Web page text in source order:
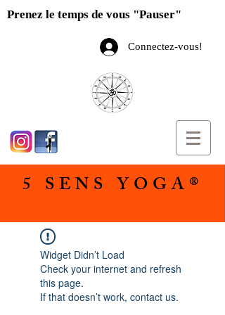
Prenez le temps de vous "Pauser"
Connectez-vous!
5 SENS YOGA®
Widget Didn’t Load
Check your internet and refresh
this page.
If that doesn’t work, contact us.